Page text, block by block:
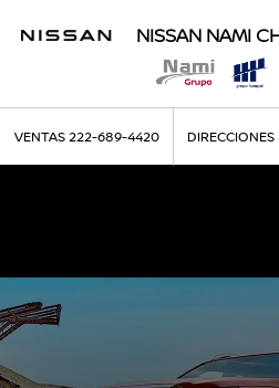
NISSAN NAMI
VENTAS222-689-4420 DIRECCIONES